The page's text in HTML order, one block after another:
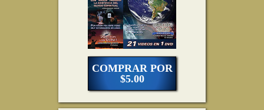
COMPRAR POR
$5.00